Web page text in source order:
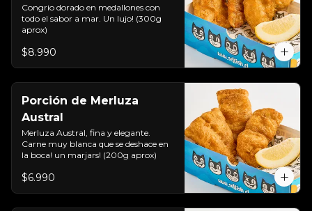
Congrio dorado en medallones con
todo el sabor a mar. Un lujo! (300g
aprox)
$8.990
Porción de Merluza
Austral
Merluza Austral, fina y elegante.
Carne muy blanca que se deshace en
la boca! un marjars! (200g aprox)
$6.990